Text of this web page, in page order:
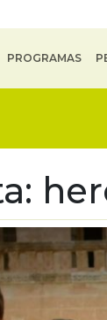
PROGRAMAS